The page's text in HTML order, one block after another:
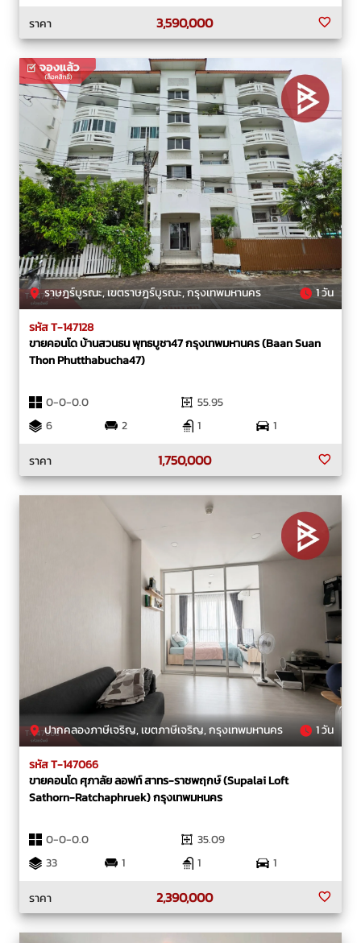
ราคา 3,590,000
ราษฎร์บูรณะ, เขตราษฎร์บูรณะ, กรุงเทพมหานคร 1 วัน
รหัส T-147128
ขายคอนโด บ้านสวนธน พุทธบูชา47 กรุงเทพมหานคร (Baan Suan
Thon Phutthabucha47)
0-0-0.0
55.95
6
2 1
1
ราคา
1,750,000
ปากคลองภาษีเจริญ, เขตภาษีเจริญ, กรุงเทพมหานคร 1 วัน
รหัส T-147066
ขายคอนโด ศุภาลัย ลอฟท์ สาทร-ราชพฤกษ์ (Supalai Loft
Sathorn-Ratchaphruek) กรุงเทพมหนคร
0-0-0.0
35.09
33
1 1
1
ราคา
2,390,000